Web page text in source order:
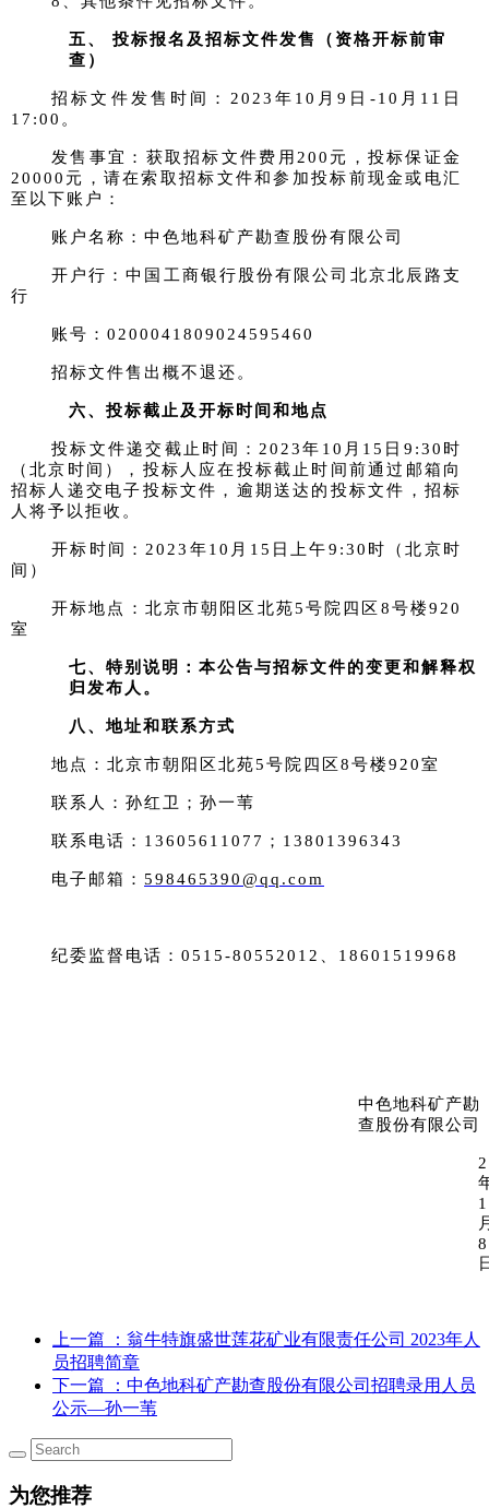
五、 投标报名及招标文件发售 （资格开标前审
查 ）
招标文件发售时间： 2023年 10 月9 日 -10 月 11 日
17:00。
发售事宜：获取招标文件费用 200元 ， 投标保证金
20000元， 请在索取招标文件和参加投标前现金或电汇
至以下账户：
账户名称：中色地科矿产勘查股份有限公司
开户行：中国工商银行股份有限公司 北京北辰路支
行
账号： 0200041809024595460
招标文件售出概不退还。
六、投标截止及开标时间和地点
投标文件递交截止时间： 2023年 10 月 15 日 9:30时
（北京时间 ）， 投标人应在投标截止时间前通过邮箱向
招标人递交电子投标文件，逾期送达的投标文件，招标
人将予以拒收。
开标时间： 2023年10 月 1 5 日上午9:30时 （北京时
间 ）
开标地点：北京市朝阳区北苑5号院四区8号楼920
室
七、特别说明：本公告与招标文件的变更和解释权
归发布 人。
八、地址和联系方式
地点：北京市朝阳区北苑5号院四区8号楼920室
联系人： 孙红卫；孙一苇
联系电话： 13605611077；13801396343
电子邮箱 ： 598465390@qq.com
纪委监督电话： 0515-80552012、18601519968
中色地科矿产勘
查股份有限公司
上一篇
：翁牛特旗盛世莲花矿业有限责任公司 2023年人
员招聘简章
下一篇
：中色地科矿产勘查股份有限公司招聘录用人员
公示—孙一苇
为您推荐